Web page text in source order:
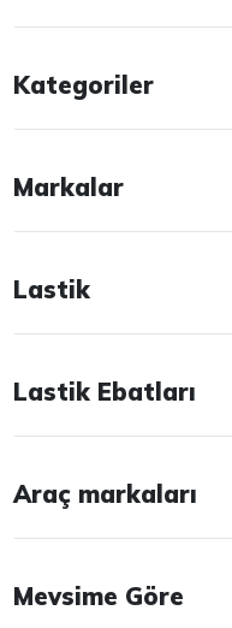
Kategoriler
Markalar
Lastik
Lastik Ebatları
Araç markaları
Mevsime Göre